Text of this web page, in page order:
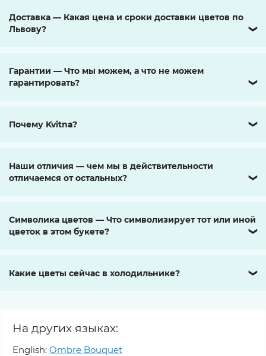
Доставка — Какая цена и сроки доставки цветов по
Львову?
❯
Гарантии — Что мы можем, а что не можем
гарантировать?
❯
Почему Kvitna? ❯
Наши отличия — чем мы в действительности
отличаемся от остальных?
❯
Символика цветов — Что символизирует тот или иной
цветок в этом букете?
❯
Какие цветы сейчас в холодильнике? ❯
На других языках:
English: Ombre Bouquet